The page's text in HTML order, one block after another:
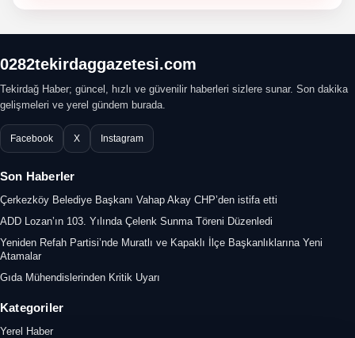
0282tekirdaggazetesi.com
Tekirdağ Haber; güncel, hızlı ve güvenilir haberleri sizlere sunar. Son dakika
gelişmeleri ve yerel gündem burada.
Facebook X Instagram
Son Haberler
Çerkezköy Belediye Başkanı Vahap Akay CHP’den istifa etti
ADD Lozan’ın 103. Yılında Çelenk Sunma Töreni Düzenledi
Yeniden Refah Partisi’nde Muratlı ve Kapaklı İlçe Başkanlıklarına Yeni
Atamalar
Gıda Mühendislerinden Kritik Uyarı
Kategoriler
Yerel Haber